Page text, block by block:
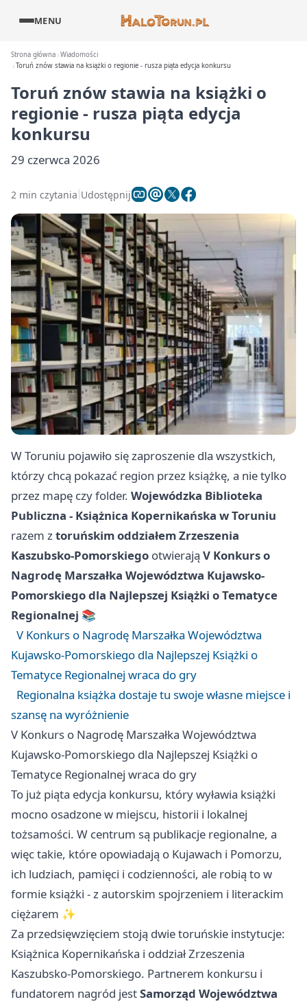
MENU
Strona główna Wiadomości
Toruń znów stawia na książki o regionie - rusza piąta edycja konkursu
Toruń znów stawia na książki o
regionie - rusza piąta edycja
konkursu
29 czerwca 2026
2 min czytania Udostępnij
W Toruniu pojawiło się zaproszenie dla wszystkich,
którzy chcą pokazać region przez książkę, a nie tylko
przez mapę czy folder. Wojewódzka Biblioteka
Publiczna - Książnica Kopernikańska w Toruniu
razem ztoruńskim oddziałem Zrzeszenia
Kaszubsko-Pomorskiego otwierają V Konkurs o
Nagrodę Marszałka Województwa Kujawsko-
Pomorskiego dla Najlepszej Książki o Tematyce
Regionalnej 📚
V Konkurs o Nagrodę Marszałka Województwa
Kujawsko-Pomorskiego dla Najlepszej Książki o
Tematyce Regionalnej wraca do gry
Regionalna książka dostaje tu swoje własne miejsce i
szansę na wyróżnienie
V Konkurs o Nagrodę Marszałka Województwa
Kujawsko-Pomorskiego dla Najlepszej Książki o
Tematyce Regionalnej wraca do gry
To już piąta edycja konkursu, który wyławia książki
mocno osadzone w miejscu, historii i lokalnej
tożsamości. W centrum są publikacje regionalne, a
więc takie, które opowiadają o Kujawach i Pomorzu,
ich ludziach, pamięci i codzienności, ale robią to w
formie książki - z autorskim spojrzeniem i literackim
ciężarem ✨
Za przedsięwzięciem stoją dwie toruńskie instytucje:
Książnica Kopernikańska i oddział Zrzeszenia
Kaszubsko-Pomorskiego. Partnerem konkursu i
fundatorem nagród jestSamorząd Województwa